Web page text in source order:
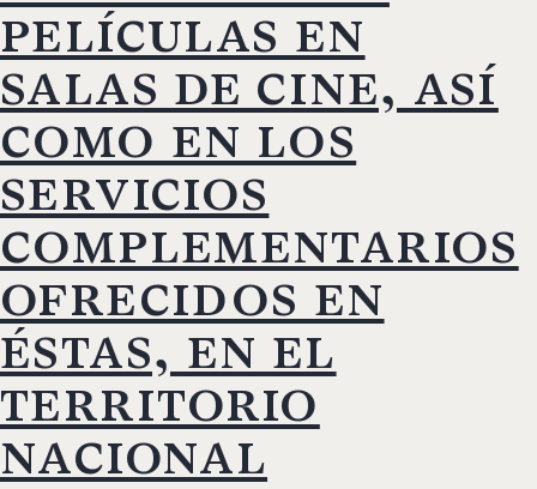
películas en
salas de cine, así
como en los
servicios
complementarios
ofrecidos en
éstas, en el
territorio
nacional